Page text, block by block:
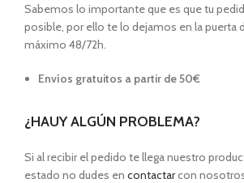
Sabemos lo importante que es que tu
posible, por ello te lo dejamos en la puerta
máximo 48/72h.
Envíos gratuitos a partir de 50€
¿HAUY ALGÚN PROBLEMA?
Si al recibir el pedido te llega nuestro
estado no dudes en contactarcon